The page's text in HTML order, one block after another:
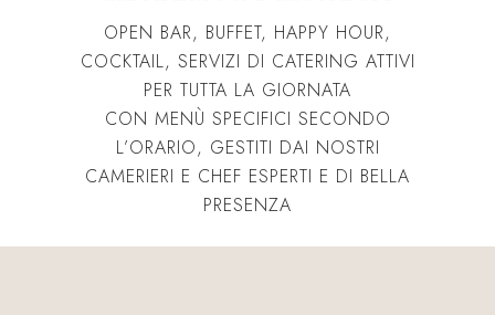
OPEN BAR, BUFFET, HAPPY HOUR,
COCKTAIL, SERVIZI DI CATERING ATTIVI
PER TUTTA LA GIORNATA
CON MENÙ SPECIFICI SECONDO
L’ORARIO, GESTITI DAI NOSTRI
CAMERIERI E CHEF ESPERTI E DI BELLA
PRESENZA